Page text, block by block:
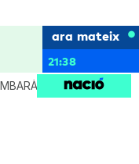
ara mateix
21:38
CRIANÇA